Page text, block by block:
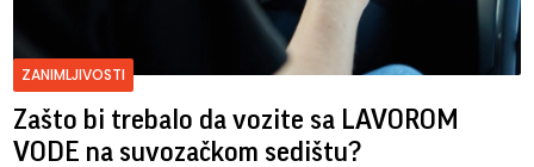
ZANIMLJIVOSTI
Zašto bi trebalo da vozite sa LAVOROM
VODE na suvozačkom sedištu?